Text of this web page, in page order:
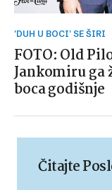
'DUH U BOCI' SE ŠIRI
FOTO: Old
Jankomiru ga
boca godišnje
Čitajte